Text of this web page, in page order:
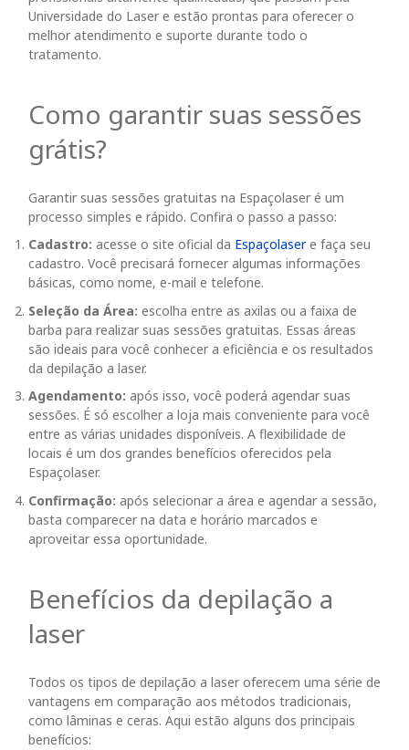
Universidade do Laser e estão prontas para oferecer o
melhor atendimento e suporte durante todo o
tratamento.
Como garantir suas sessões
grátis?
Garantir suas sessões gratuitas na Espaçolaser é um
processo simples e rápido. Confira o passo a passo:
Cadastro: acesse o site oficial da Espaçolasere faça seu
cadastro. Você precisará fornecer algumas informações
básicas, como nome, e-mail e telefone.
Seleção da Área: escolha entre as axilas ou a faixa de
barba para realizar suas sessões gratuitas. Essas áreas
são ideais para você conhecer a eficiência e os resultados
da depilação a laser.
Agendamento: após isso, você poderá agendar suas
sessões. É só escolher a loja mais conveniente para você
entre as várias unidades disponíveis. A flexibilidade de
locais é um dos grandes benefícios oferecidos pela
Espaçolaser.
Confirmação: após selecionar a área e agendar a sessão,
basta comparecer na data e horário marcados e
aproveitar essa oportunidade.
Benefícios da depilação a
laser
Todos os tipos de depilação a laser oferecem uma série de
vantagens em comparação aos métodos tradicionais,
como lâminas e ceras. Aqui estão alguns dos principais
benefícios: